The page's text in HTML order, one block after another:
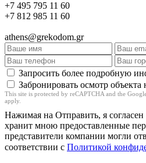
+7 495 795 11 60
+7 812 985 11 60
athens@grekodom.gr
Запросить более подробную
Забронировать осмотр
This site is protected by reCAPTCHA and the
apply.
Нажимая на Отправить, я
хранит мною предоставленные
представители компании могли
соответствии с Политикой